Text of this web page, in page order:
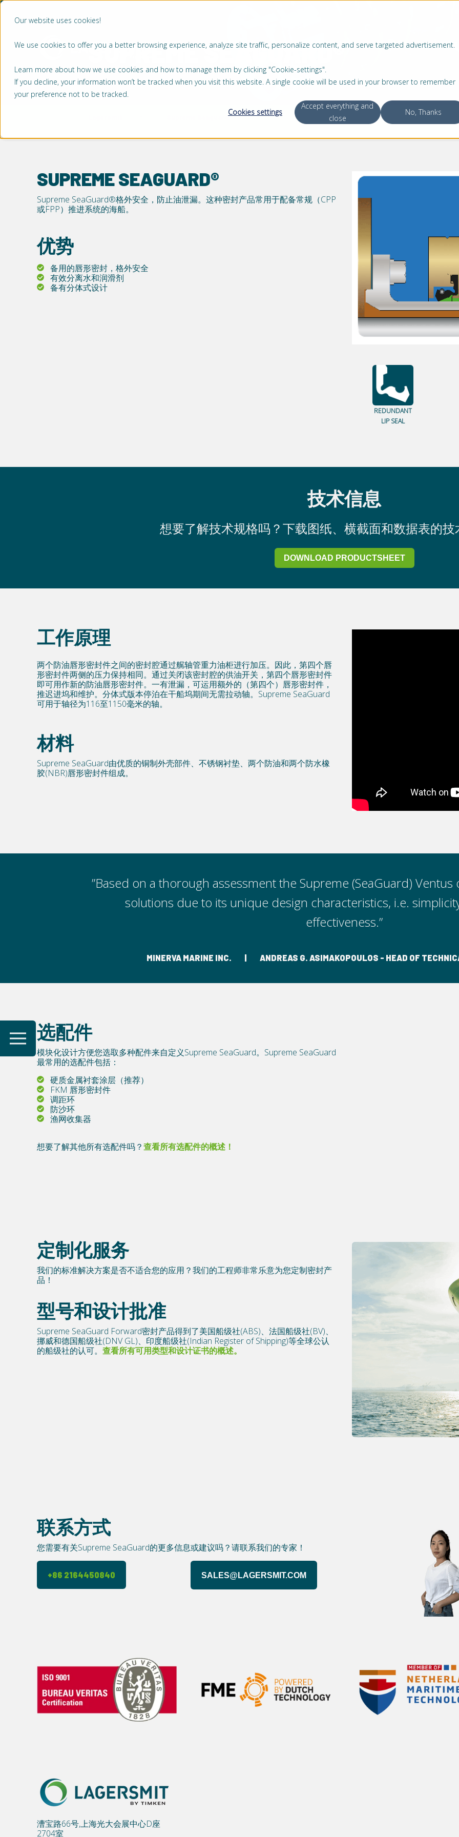
Our website uses cookies!
We use cookies to offer you a better browsing experience, analyze site traffic, personalize content, and serve targeted advertisement.
Learn more about how we use cookies and how to manage them by clicking "Cookie-settings".
If you decline, your information won’t be tracked when you visit this website. A single cookie will be used in your browser to remember
your preference not to be tracked.
Cookies settings
Accept everything and
close
No, Thanks
市场 产品 服务 关于我们
SUPREME SEAGUARD®
Supreme Seaguard®
SUPREME SEAGUARD®
Supreme SeaGuard®格外安全，防止油泄漏。这种密封产品常用于配备常规（CPP
或FPP）推进系统的海船。
优势
备用的唇形密封，格外安全
有效分离水和润滑剂
备有分体式设计
REDUNDANT
LIP SEAL
技术信息
想要了解技术规格吗？下载图纸、横截面和数据表的技
DOWNLOAD PRODUCTSHEET
工作原理
两个防油唇形密封件之间的密封腔通过艉轴管重力油柜进行加压。因此，第四个唇
形密封件两侧的压力保持相同。通过关闭该密封腔的供油开关，第四个唇形密封件
即可用作新的防油唇形密封件。一有泄漏，可运用额外的（第四个）唇形密封件，
推迟进坞和维护。分体式版本停泊在干船坞期间无需拉动轴。Supreme SeaGuard
可用于轴径为116至1150毫米的轴。
材料
Supreme SeaGuard由优质的铜制外壳部件、不锈钢衬垫、两个防油和两个防水橡
胶(NBR)唇形密封件组成。
”Based on a thorough assessment the Supreme (SeaGuard)
solutions due to its unique design characteristics, i.e.
effectiveness.”
MINERVA MARINE INC. ANDREAS G. ASIMAKOPOULOS - HEAD OF
选配件
模块化设计方便您选取多种配件来自定义Supreme SeaGuard。Supreme SeaGuard
最常用的选配件包括：
硬质金属衬套涂层（推荐）
FKM 唇形密封件
调距环
防沙环
渔网收集器
想要了解其他所有选配件吗？查看所有选配件的概述！
定制化服务
我们的标准解决方案是否不适合您的应用？我们的工程师非常乐意为您定制密封产
品！
型号和设计批准
Supreme SeaGuard Forward密封产品得到了美国船级社(ABS)、法国船级社(BV)、
挪威和德国船级社(DNV GL)、印度船级社(Indian Register of Shipping)等全球公认
的船级社的认可。 查看所有可用类型和设计证书的概述。
联系方式
您需要有关Supreme SeaGuard的更多信息或建议吗？请联系我们的专家！
+86 2164450840 SALES@LAGERSMIT.COM
漕宝路66号,上海光大会展中心D座
2704室